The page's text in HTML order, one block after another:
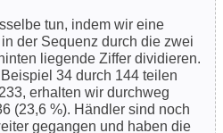
tun, indem wir eine
der Sequenz durch die zwei
liegende Ziffer dividieren.
34 durch 144 teilen
erhalten wir durchweg
(23,6 %). Händler sind noch
gegangen und haben die